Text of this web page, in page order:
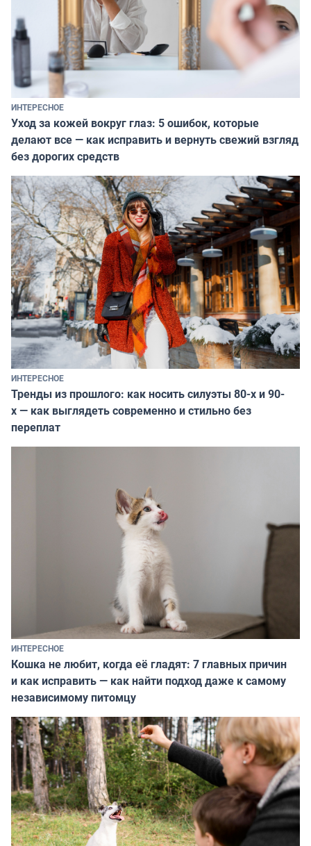
ИНТЕРЕСНОЕ
Уход за кожей вокруг глаз: 5 ошибок, которые
делают все — как исправить и вернуть свежий взгляд
без дорогих средств
ИНТЕРЕСНОЕ
Тренды из прошлого: как носить силуэты 80-х и 90-
х — как выглядеть современно и стильно без
переплат
ИНТЕРЕСНОЕ
Кошка не любит, когда её гладят: 7 главных причин
и как исправить — как найти подход даже к самому
независимому питомцу